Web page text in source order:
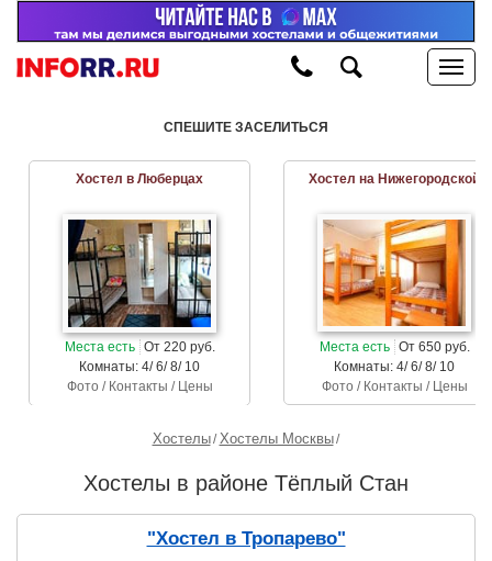
СПЕШИТЕ ЗАСЕЛИТЬСЯ
Хостел в Люберцах
Места есть От 220 руб.
Комнаты: 4/ 6/ 8/ 10
Фото / Контакты / Цены
Хостел на Нижегородской
Места есть От 650 руб.
Комнаты: 4/ 6/ 8/ 10
Фото / Контакты / Цены
Хостелы Хостелы Москвы
Хостелы в районе Тёплый Стан
"Хостел в Тропарево"